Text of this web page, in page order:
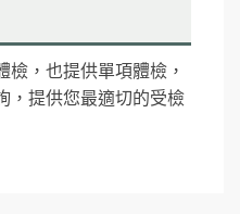
，也提供單項體檢，
，提供您最適切的受檢